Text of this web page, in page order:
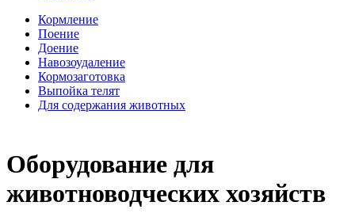
Кормление
Поение
Доение
Навозоудаление
Кормозаготовка
Выпойка телят
Для содержания животных
Оборудование для
животноводческих хозяйств